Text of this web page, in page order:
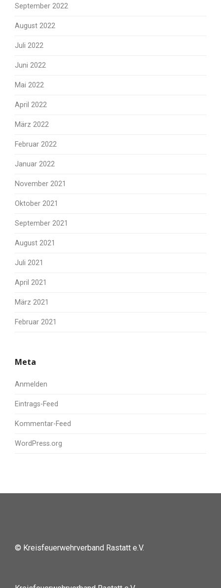
September 2022
August 2022
Juli 2022
Juni 2022
Mai 2022
April 2022
März 2022
Februar 2022
Januar 2022
November 2021
Oktober 2021
September 2021
August 2021
Juli 2021
April 2021
März 2021
Februar 2021
Meta
Anmelden
Eintrags-Feed
Kommentar-Feed
WordPress.org
© Kreisfeuerwehrverband Rastatt e.V.